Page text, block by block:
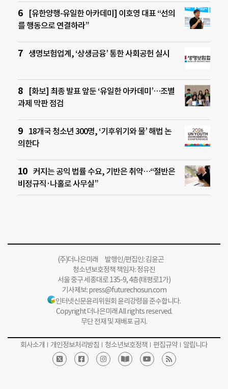
[유한양행-유일한 아카데미] 이호영 대표 “선의
를 행동으로 연결하라”
생명보험업계, ‘상생금융’ 통한 사회공헌 실시
[화보] 최종 발표 앞둔 ‘유일한 아카데미’…조별
과제 막판 점검
18개국 청소년 300명, ‘기후위기와 물’ 해법 논
의한다
커지는 공익 법률 수요, 기반은 취약…“절반은
비정규직·나홀로 사무실”
(주)더나은미래 발행인/편집인: 김윤곤
청소년보호정책 책임자: 정유진
서울 중구 세종대로 135-9, 4층(태평로1가)
기사제보:press@futurechosun.com
인터넷신문윤리위원회 윤리강령을 준수합니다.
Copyright 더나은미래 All rights reserved.
무단 전재 및 재배포 금지.
회사소개 개인정보처리방침 청소년보호정책 편집규약 알립니다